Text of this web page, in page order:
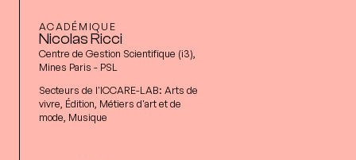
ACADÉMIQUE
Nicolas Ricci
Centre de Gestion Scientifique (i3),
Mines Paris - PSL
Secteurs de l'ICCARE-LAB: Arts de
vivre, Édition, Métiers d'art et de
mode, Musique